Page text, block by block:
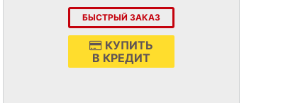
БЫСТРЫЙ ЗАКАЗ
КУПИТЬ
В КРЕДИТ